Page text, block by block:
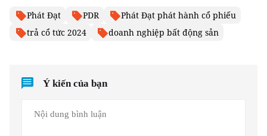
Phát Đạt PDR
Phát Đạt phát hành cổ phiếu
trả cổ tức 2024
doanh nghiệp bất động sản
Ý kiến của bạn